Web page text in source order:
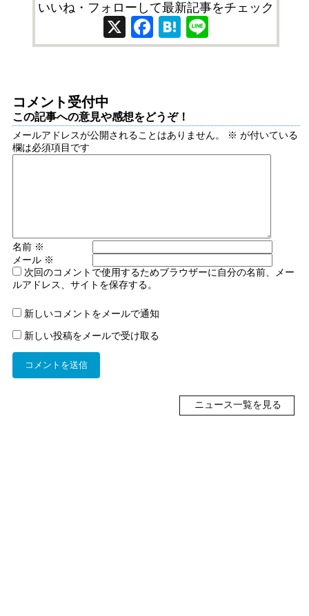
いいね・フォローして最新記事をチェック
X Facebook
Hatena
コメント受付中
この記事への意見や感想をどうぞ！
メールアドレスが公開されることはありません。 ※ が付いている
欄は必須項目です
名前 ※
メール ※
次回のコメントで使用するためブラウザーに自分の名前、メー
ルアドレス、サイトを保存する。
新しいコメントをメールで通知
新しい投稿をメールで受け取る
ニュース一覧を見る